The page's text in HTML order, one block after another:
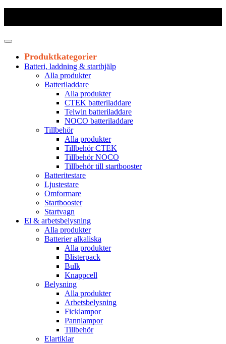
Produktkategorier
Batteri, laddning & starthjälp
Alla produkter
Batteriladdare
Alla produkter
CTEK batteriladdare
Telwin batteriladdare
NOCO batteriladdare
Tillbehör
Alla produkter
Tillbehör CTEK
Tillbehör NOCO
Tillbehör till startbooster
Batteritestare
Ljustestare
Omformare
Startbooster
Startvagn
El & arbetsbelysning
Alla produkter
Batterier alkaliska
Alla produkter
Blisterpack
Bulk
Knappcell
Belysning
Alla produkter
Arbetsbelysning
Ficklampor
Pannlampor
Tillbehör
Elartiklar